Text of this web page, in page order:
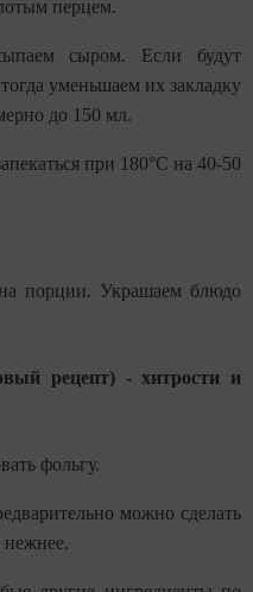
перцем.
сыром. Если будут
уменьшаем их закладку
до 150 мл.
при 180°С на 40-50
на порции. Украшаем блюдо
рецепт) - хитрости и
фольгу.
можно сделать
нежнее.